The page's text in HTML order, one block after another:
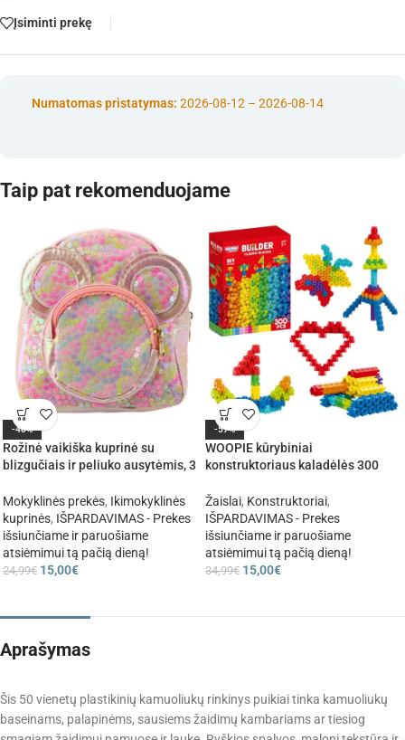
Įsiminti prekę
Numatomas pristatymas: 2026-08-12 – 2026-08-14
Taip pat rekomenduojame
-40%
Rožinė vaikiška kuprinė su
blizgučiais ir peliuko ausytėmis, 3
Mokyklinės prekės, Ikimokyklinės
kuprinės, IŠPARDAVIMAS - Prekes
išsiunčiame ir paruošiame
atsiėmimui tą pačią dieną!
24,99€ 15,00€
-57%
WOOPIE kūrybiniai
konstruktoriaus kaladėlės 300
Žaislai, Konstruktoriai,
IŠPARDAVIMAS - Prekes
išsiunčiame ir paruošiame
atsiėmimui tą pačią dieną!
34,99€ 15,00€
Aprašymas
Šis 50 vienetų plastikinių kamuoliukų rinkinys puikiai tinka kamuoliukų
baseinams, palapinėms, sausiems žaidimų kambariams ar tiesiog